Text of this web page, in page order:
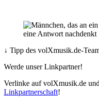
↓ Tipp des volXmusik.de-
Werde unser Linkpartner!
Verlinke aufvolXmusik.de
Linkpartnerschaft!